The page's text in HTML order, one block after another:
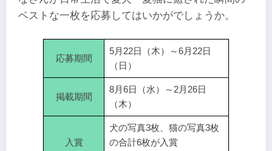
ベストな一枚を応募してはいかがでしょうか。
応募期間
5月22日（木）～6月22日
（日）
掲載期間
8月6日（水）～2月26日
（木）
入賞
犬の写真3枚、猫の写真3枚
の合計6枚が入賞